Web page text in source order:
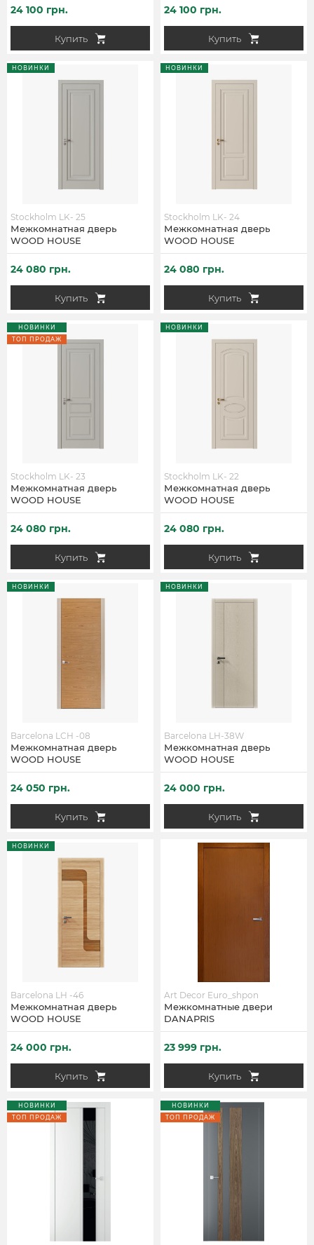
Купить
24 100 грн.
Купить
24 100 грн.
НОВИНКИ
Межкомнатная дверь
WOOD HOUSE
Stockholm LK- 25
Купить
24 080 грн.
НОВИНКИ
Межкомнатная дверь
WOOD HOUSE
Stockholm LK- 24
Купить
24 080 грн.
НОВИНКИ
ТОП ПРОДАЖ
Межкомнатная дверь
WOOD HOUSE
Stockholm LK- 23
Купить
24 080 грн.
НОВИНКИ
Межкомнатная дверь
WOOD HOUSE
Stockholm LK- 22
Купить
24 080 грн.
НОВИНКИ
Межкомнатная дверь
WOOD HOUSE
Barcelona LCH -08
Купить
24 050 грн.
НОВИНКИ
Межкомнатная дверь
WOOD HOUSE
Barcelona LH-38W
Купить
24 000 грн.
НОВИНКИ
Межкомнатная дверь
WOOD HOUSE
Barcelona LH -46
Купить
24 000 грн.
Межкомнатные двери
DANAPRIS
Art Decor Euro_shpon
Купить
23 999 грн.
НОВИНКИ
ТОП ПРОДАЖ
НОВИНКИ
ТОП ПРОДАЖ